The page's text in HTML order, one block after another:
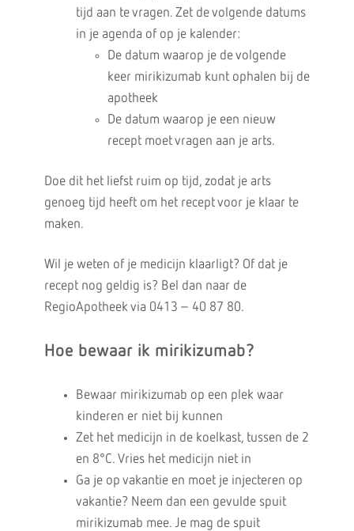
tijd aan te vragen. Zet de volgende datums
in je agenda of op je kalender:
De datum waarop je de volgende
keer mirikizumab kunt ophalen bij de
apotheek
De datum waarop je een nieuw
recept moet vragen aan je arts.
Doe dit het liefst ruim op tijd, zodat je arts
genoeg tijd heeft om het recept voor je klaar te
maken.
Wil je weten of je medicijn klaarligt? Of dat je
recept nog geldig is? Bel dan naar de
RegioApotheek via 0413 – 40 87 80.
Hoe bewaar ik mirikizumab?
Bewaar mirikizumab op een plek waar
kinderen er niet bij kunnen
Zet het medicijn in de koelkast, tussen de 2
en 8°C. Vries het medicijn niet in
Ga je op vakantie en moet je injecteren op
vakantie? Neem dan een gevulde spuit
mirikizumab mee. Je mag de spuit